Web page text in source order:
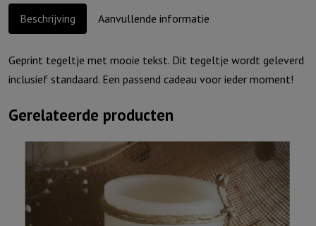
(incl.
Beschrijving Aanvullende informatie
Geprint tegeltje met mooie tekst. Dit tegeltje wordt geleverd
inclusief standaard. Een passend cadeau voor ieder moment!
Gerelateerde producten